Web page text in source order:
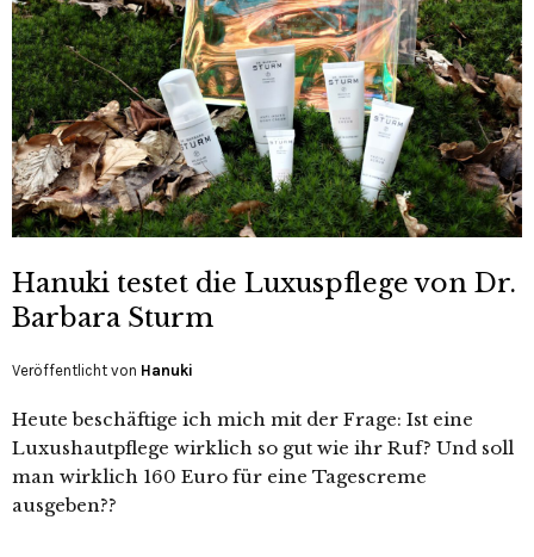
Hanuki testet die Luxuspflege von Dr.
Barbara Sturm
Veröffentlicht von Hanuki
Heute beschäftige ich mich mit der Frage: Ist eine
Luxushautpflege wirklich so gut wie ihr Ruf? Und soll
man wirklich 160 Euro für eine Tagescreme
ausgeben??